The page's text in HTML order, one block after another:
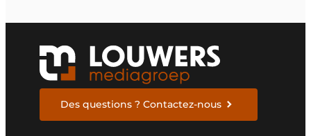
Des questions ? Contactez-nous